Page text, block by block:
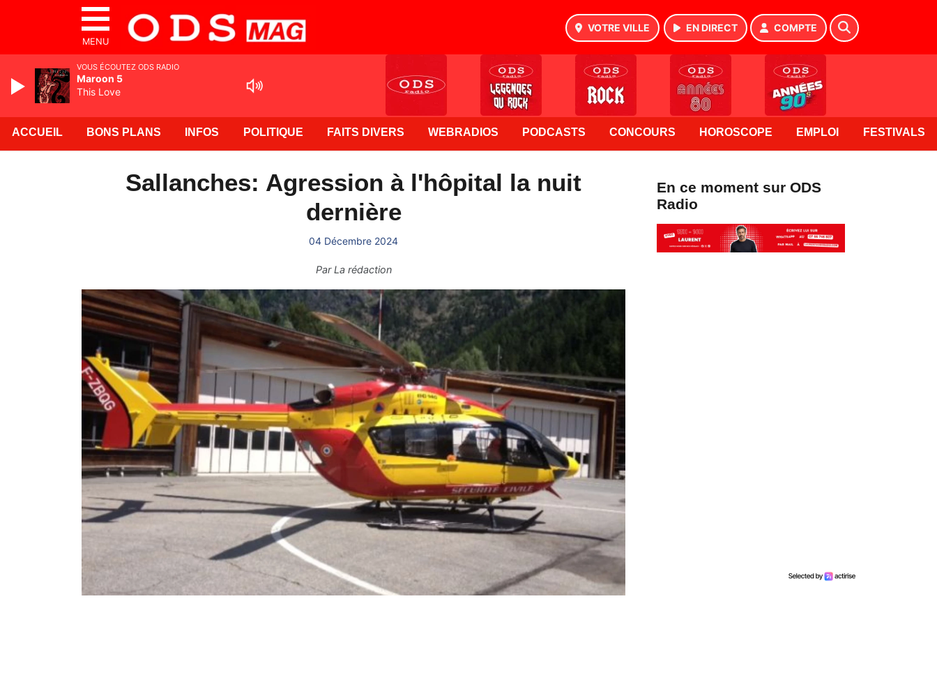
MENU
VOTRE VILLE EN DIRECT COMPTE
ACCUEIL BONS PLANS INFOS POLITIQUE FAITS DIVERS WEBRADIOS PODCASTS CONCOURS HOROSCOPE EMPLOI FESTIVALS
Sallanches: Agression à l'hôpital la nuit
dernière
04 Décembre 2024
ParLa rédaction
En ce moment sur ODS
Radio
VOUS ÉCOUTEZ ODS RADIO
Maroon 5
This Love